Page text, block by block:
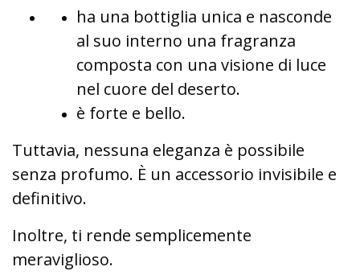
ha una bottiglia unica e nasconde
al suo interno una fragranza
composta con una visione di luce
nel cuore del deserto.
è forte e bello.
Tuttavia, nessuna eleganza è possibile
senza profumo. È un accessorio invisibile e
definitivo.
Inoltre, ti rende semplicemente
meraviglioso.